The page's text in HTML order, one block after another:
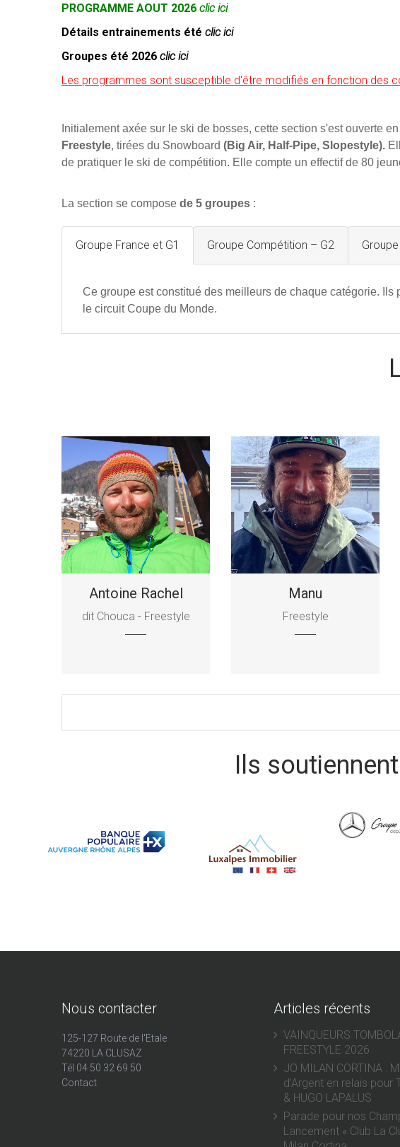
PROGRAMME AOUT 2026 clic ici
Détails entrainements été clic ici
Groupes été 2026 clic ici
Les programmes sont susceptible d'être modifiés en fonction des
Initialement axée sur le ski de bosses, cette section s'est ouverte
Freestyle, tirées du Snowboard (Big Air, Half-Pipe, Slopestyle).
de pratiquer le ski de compétition. Elle compte un effectif de 80
La section se compose de 5 groupes :
Groupe France et G1 Groupe Compétition – G2
Ce groupe est constitué des meilleurs de chaque catégorie.
le circuit Coupe du Monde.
Antoine Rachel
dit Chouca - Freestyle
Manu
Freestyle
Ils
Nous contacter
125-127 Route de l'Etale
74220 LA CLUSAZ
Tél 04 50 32 69 50
Contact
Articles récents
VAINQUEURS
FREESTYLE 2026
JO MILAN CORTINA :
d’Argent en relais pour
& HUGO LAPALUS
Parade pour nos
Lancement « Club La